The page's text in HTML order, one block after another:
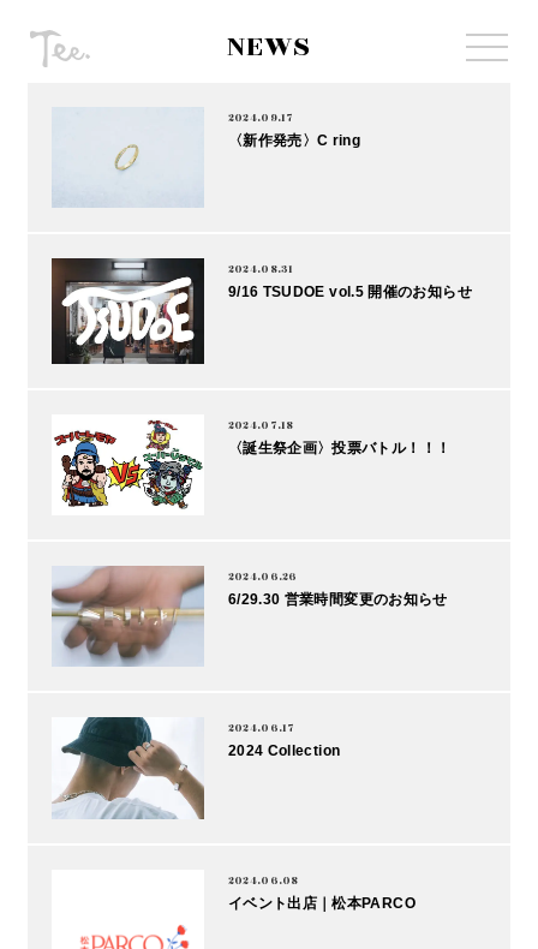
NEWS
2024.09.17
〈新作発売〉C ring
2024.08.31
9/16 TSUDOE vol.5 開催のお知らせ
2024.07.18
〈誕生祭企画〉投票バトル！！！
2024.06.26
6/29.30 営業時間変更のお知らせ
2024.06.17
2024 Collection
2024.06.08
イベント出店｜松本PARCO